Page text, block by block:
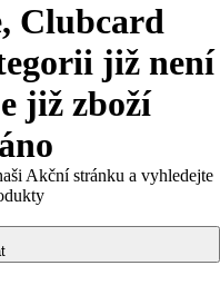
Clubcard
již není
již zboží
Akční stránku a vyhledejte